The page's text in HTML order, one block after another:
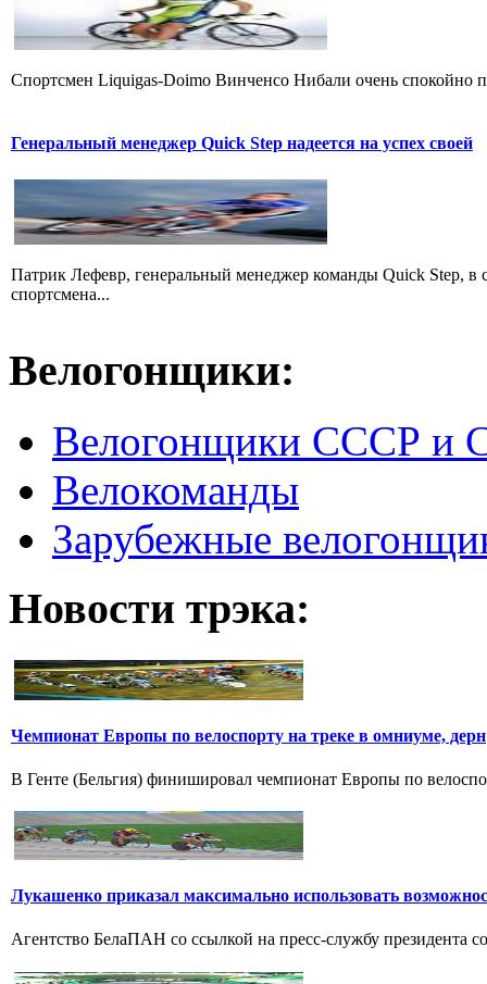
Cпортсмен Liquigas-Doimo Винченсо Нибали очень спокойно
Генеральный менеджер Quick Step надеется на успех своей
Патрик Лефевр, генеральный менеджер команды Quick Step, в
спортсмена...
Велогонщики:
Велогонщики СССР и
Велокоманды
Зарубежные
Новости трэка:
Чемпионат Европы по велоспорту на треке в омниуме, дерн
В Генте (Бельгия) финишировал чемпионат Европы по
Лукашенко приказал максимально использовать
Агентство БелаПАН со ссылкой на пресс-службу президента